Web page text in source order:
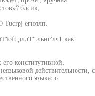
блсик,
Tucrpj егютлп.
дллТ'',льнс'лч1 как
конститутивной,
действительности, с
языка; о